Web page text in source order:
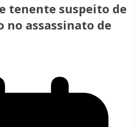
tenente suspeito de
assassinato de